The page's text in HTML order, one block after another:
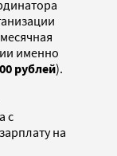
именно
рублей).
с
на